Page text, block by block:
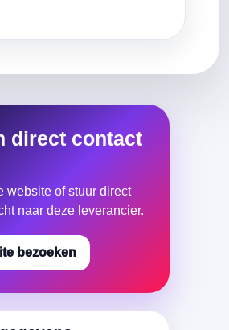
direct contact
website of stuur direct
naar deze leverancier.
bezoeken